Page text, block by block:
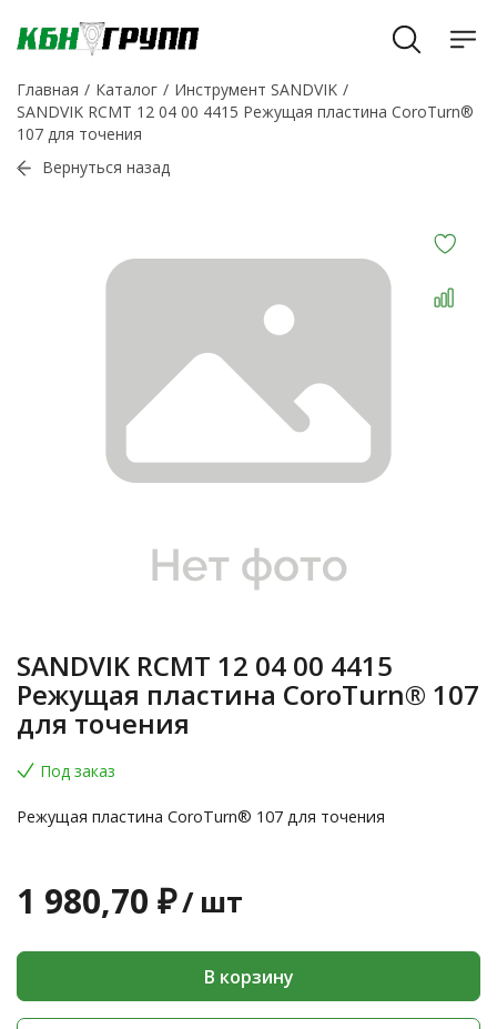
Главная Каталог
Инструмент SANDVIK
SANDVIK RCMT 12 04 00 4415 Режущая пластина CoroTurn®
107 для точения
Вернуться назад
SANDVIK RCMT 12 04 00 4415
Режущая пластина CoroTurn® 107
для точения
Под заказ
Режущая пластина CoroTurn® 107 для точения
1 980,70 ₽/ шт
В корзину